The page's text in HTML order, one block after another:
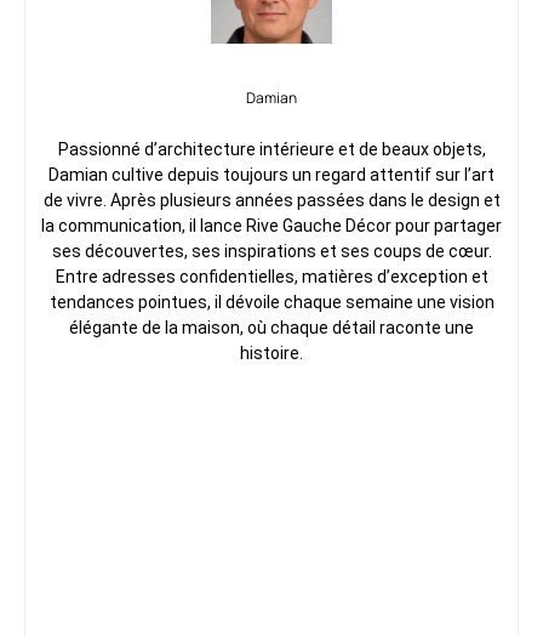
Damian
Passionné d’architecture intérieure et de beaux objets,
Damian cultive depuis toujours un regard attentif sur l’art
de vivre. Après plusieurs années passées dans le design et
la communication, il lance Rive Gauche Décor pour partager
ses découvertes, ses inspirations et ses coups de cœur.
Entre adresses confidentielles, matières d’exception et
tendances pointues, il dévoile chaque semaine une vision
élégante de la maison, où chaque détail raconte une
histoire.